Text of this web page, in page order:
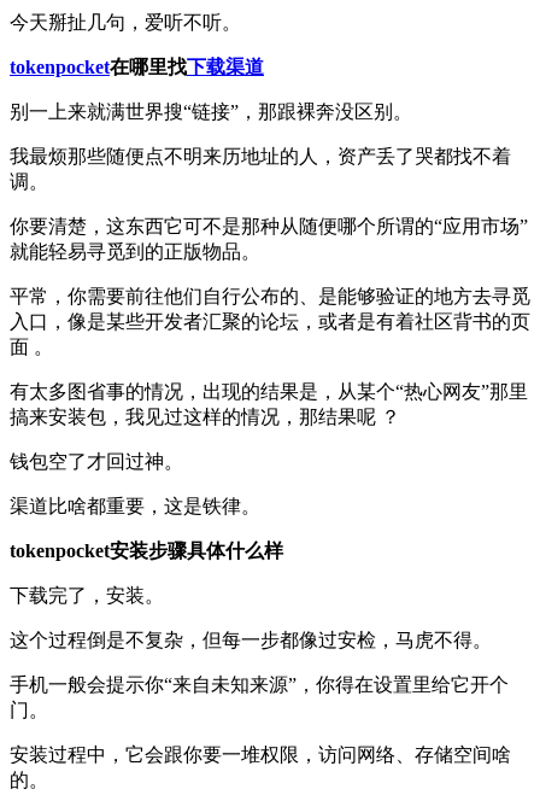
今天掰扯几句，爱听不听。
tokenpocket在哪里找下载渠道
别一上来就满世界搜“链接”，那跟裸奔没区别。
我最烦那些随便点不明来历地址的人，资产丢了哭都找不着
调。
你要清楚，这东西它可不是那种从随便哪个所谓的“应用市场”
就能轻易寻觅到的正版物品。
平常，你需要前往他们自行公布的、是能够验证的地方去寻觅
入口，像是某些开发者汇聚的论坛，或者是有着社区背书的页
面 。
有太多图省事的情况，出现的结果是，从某个“热心网友”那里
搞来安装包，我见过这样的情况，那结果呢 ？
钱包空了才回过神。
渠道比啥都重要，这是铁律。
tokenpocket安装步骤具体什么样
下载完了，安装。
这个过程倒是不复杂，但每一步都像过安检，马虎不得。
手机一般会提示你“来自未知来源”，你得在设置里给它开个
门。
安装过程中，它会跟你要一堆权限，访问网络、存储空间啥
的。